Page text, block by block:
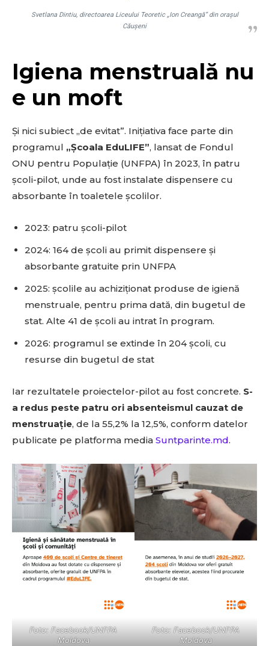
Svetlana Dintiu, directoarea Liceului Teoretic „Ion Creangă” din orașul
Căușeni
Igiena menstruală nu
e un moft
Și nici subiect „de evitat”. Inițiativa face parte din
programul „Școala EduLIFE”, lansat de Fondul
ONU pentru Populație (UNFPA) în 2023, în patru
școli-pilot, unde au fost instalate dispensere cu
absorbante în toaletele școlilor.
2023: patru școli-pilot
2024: 164 de școli au primit dispensere și
absorbante gratuite prin UNFPA
2025: școlile au achiziționat produse de igienă
menstruale, pentru prima dată, din bugetul de
stat. Alte 41 de școli au intrat în program.
2026: programul se extinde în 204 școli, cu
resurse din bugetul de stat
Iar rezultatele proiectelor-pilot au fost concrete. S-
a redus peste patru ori absenteismul cauzat de
menstruație, de la 55,2% la 12,5%, conform datelor
publicate pe platforma media Suntparinte.md.
Foto: Facebook/UNFPA
Moldova
Foto: Facebook/UNFPA
Moldova